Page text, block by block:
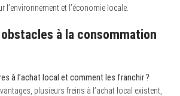
l’environnement et l’économie locale.
à la consommation
à l’achat local et comment les franchir ?
plusieurs freins à l’achat local existent,